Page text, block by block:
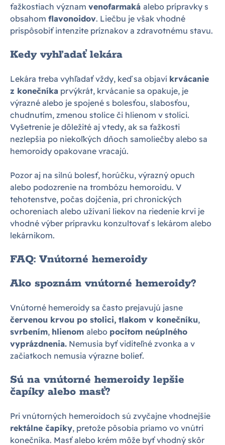
ťažkostiach význam venofarmaká alebo prípravky s
obsahom flavonoidov. Liečbu je však vhodné
prispôsobiť intenzite príznakov a zdravotnému stavu.
Kedy vyhľadať lekára
Lekára treba vyhľadať vždy, keď sa objaví krvácanie
z konečníka prvýkrát, krvácanie sa opakuje, je
výrazné alebo je spojené s bolesťou, slabosťou,
chudnutím, zmenou stolice či hlienom v stolici.
Vyšetrenie je dôležité aj vtedy, ak sa ťažkosti
nezlepšia po niekoľkých dňoch samoliečby alebo sa
hemoroidy opakovane vracajú.
Pozor aj na silnú bolesť, horúčku, výrazný opuch
alebo podozrenie na trombózu hemoroidu. V
tehotenstve, počas dojčenia, pri chronických
ochoreniach alebo užívaní liekov na riedenie krvi je
vhodné výber prípravku konzultovať s lekárom alebo
lekárnikom.
FAQ: Vnútorné hemeroidy
Ako spoznám vnútorné hemeroidy?
Vnútorné hemeroidy sa často prejavujú jasne
červenou krvou po stolici, tlakom v konečníku,
svrbením, hlienom alebo pocitom neúplného
vyprázdnenia. Nemusia byť viditeľné zvonka a v
začiatkoch nemusia výrazne bolieť.
Sú na vnútorné hemeroidy lepšie
čapíky alebo masť?
Pri vnútorných hemeroidoch sú zvyčajne vhodnejšie
rektálne čapíky, pretože pôsobia priamo vo vnútri
konečníka. Masť alebo krém môže byť vhodný skôr